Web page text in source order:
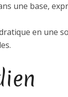
une base,
en une